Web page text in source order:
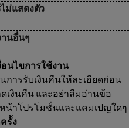
ม่แสดงตัว
นอื่นๆ
นไขการใช้งาน
การรับเงินคืนให้ละเอียดก่อน
เงินคืน และอย่าลืมอ่านข้อ
น้าโปรโมชั่นและแคมเปญใดๆ
รั้ง